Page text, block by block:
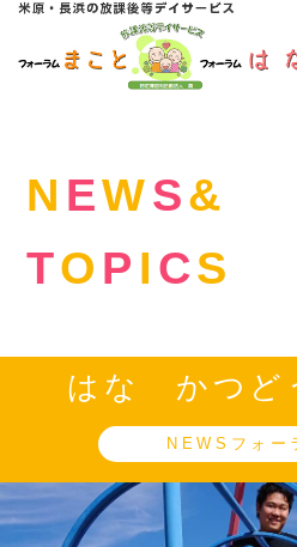
NEWS&TOPICS
N EWS&
TO P I CS
はな かつど
NEWSフォー